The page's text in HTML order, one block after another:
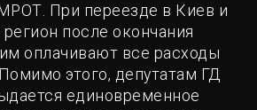
При переезде в Киев и
регион после окончания
оплачивают все расходы
этого, депутатам ГД
единовременное